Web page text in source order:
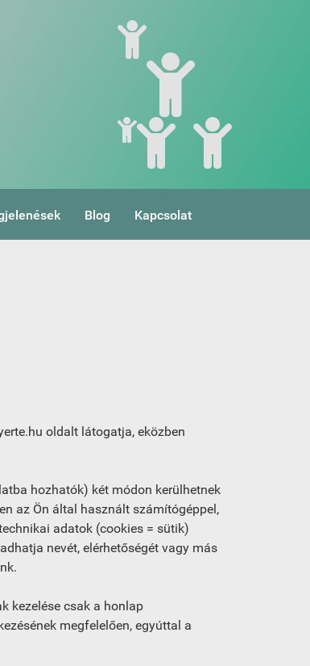
Blog Kapcsolat
oldalt látogatja, eközben
hozhatók) két módon kerülhetnek
az Ön által használt számítógéppel,
adatok (cookies = sütik)
nevét, elérhetőségét vagy más
kezelése csak a honlap
megfelelően, egyúttal a